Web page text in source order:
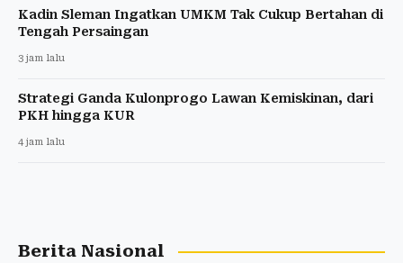
Kadin Sleman Ingatkan UMKM Tak Cukup Bertahan di
Tengah Persaingan
3 jam lalu
Strategi Ganda Kulonprogo Lawan Kemiskinan, dari
PKH hingga KUR
4 jam lalu
Berita Nasional